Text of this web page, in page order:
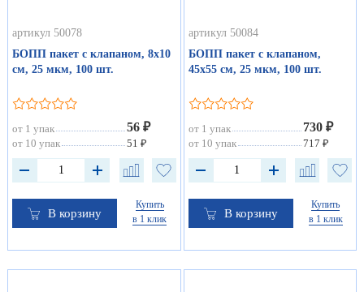
артикул 50078
БОПП пакет с клапаном, 8х10
см, 25 мкм, 100 шт.
от 1 упак 56 ₽
от 10 упак 51 ₽
В корзину
Купить
в 1 клик
артикул 50084
БОПП пакет с клапаном,
45х55 см, 25 мкм, 100 шт.
от 1 упак 730 ₽
от 10 упак 717 ₽
В корзину
Купить
в 1 клик